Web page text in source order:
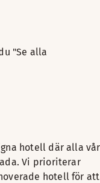
"Se alla
hotell där alla
Vi prioriterar
hotell för att